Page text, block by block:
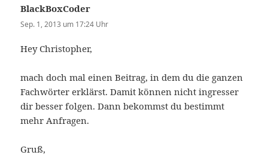
BlackBoxCoder
Sep. 1, 2013 um 17:24 Uhr
Hey Christopher,
mach doch mal einen Beitrag, in dem du die ganzen
Fachwörter erklärst. Damit können nicht ingresser
dir besser folgen. Dann bekommst du bestimmt
mehr Anfragen.
Gruß,